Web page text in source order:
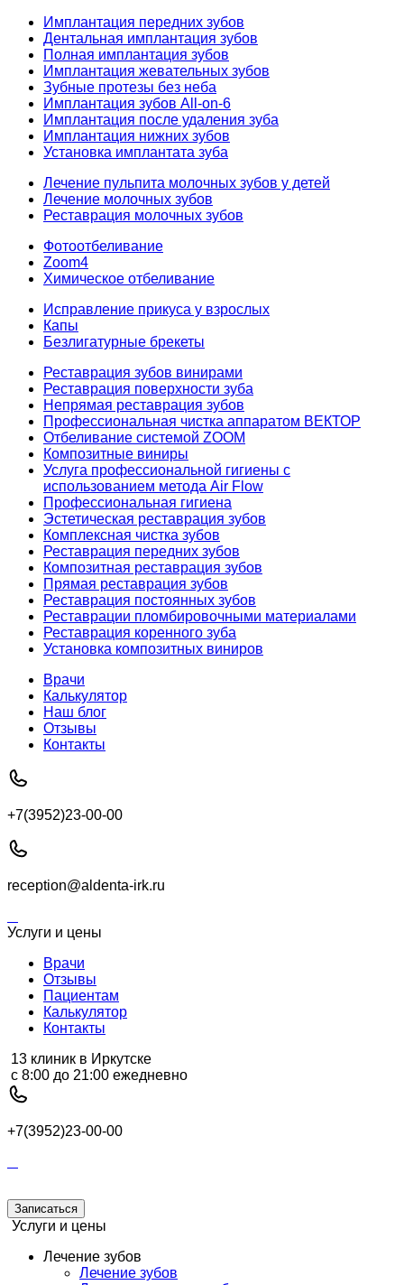
Имплантация передних зубов
Дентальная имплантация зубов
Полная имплантация зубов
Имплантация жевательных зубов
Зубные протезы без неба
Имплантация зубов All-on-6
Имплантация после удаления зуба
Имплантация нижних зубов
Установка имплантата зуба
Лечение пульпита молочных зубов у детей
Лечение молочных зубов
Реставрация молочных зубов
Фотоотбеливание
Zoom4
Химическое отбеливание
Исправление прикуса у взрослых
Капы
Безлигатурные брекеты
Реставрация зубов винирами
Реставрация поверхности зуба
Непрямая реставрация зубов
Профессиональная чистка аппаратом ВЕКТОР
Отбеливание системой ZOOM
Композитные виниры
Услуга профессиональной гигиены с
использованием метода Air Flow
Профессиональная гигиена
Эстетическая реставрация зубов
Комплексная чистка зубов
Реставрация передних зубов
Композитная реставрация зубов
Прямая реставрация зубов
Реставрация постоянных зубов
Реставрации пломбировочными материалами
Реставрация коренного зуба
Установка композитных виниров
Врачи
Калькулятор
Наш блог
Отзывы
Контакты
+7(3952)23-00-00
reception@aldenta-irk.ru
Услуги и цены
Врачи
Отзывы
Пациентам
Калькулятор
Контакты
13 клиник в Иркутске
с 8:00 до 21:00 ежедневно
+7(3952)23-00-00
Записаться
Услуги и цены
Лечение зубов
Лечение зубов